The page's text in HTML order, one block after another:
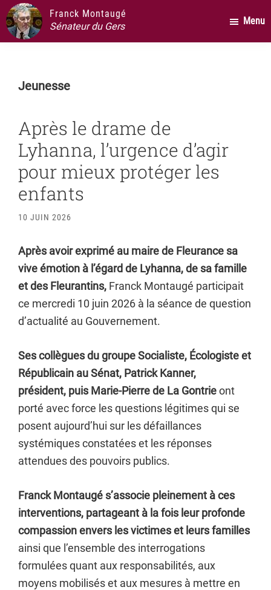
Passer
au
contenu
Passer
la
latérale
Passer
au
pied
page
Franck Montaugé
Sénateur du Gers
Menu
Jeunesse
Après le drame de
Lyhanna, l’urgence d’agir
pour mieux protéger les
enfants
10 JUIN 2026
Après avoir exprimé au maire de Fleurance sa
vive émotion à l’égard de Lyhanna, de sa famille
et des Fleurantins, Franck Montaugé participait
ce mercredi 10 juin 2026 à la séance de question
d’actualité au Gouvernement.
Ses collègues du groupe Socialiste, Écologiste et
Républicain au Sénat, Patrick Kanner,
président, puis Marie-Pierre de La Gontrieont
porté avec force les questions légitimes qui se
posent aujourd’hui sur les défaillances
systémiques constatées et les réponses
attendues des pouvoirs publics.
Franck Montaugé s’associe pleinement à ces
interventions, partageant à la fois leur profonde
compassion envers les victimes et leurs familles
ainsi que l’ensemble des interrogations
formulées quant aux responsabilités, aux
moyens mobilisés et aux mesures à mettre en